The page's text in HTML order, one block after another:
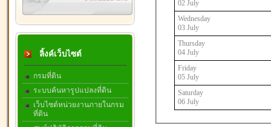
ลิ้งค์เว็บไซต์
กรมที่ดิน
ระบบค้นหารูปแปลงที่ดิน
เว็บไซต์หน่วยงานภายในกรม
ที่ดิน
02 July
Wednesday
03 July
Thursday
04 July
Friday
05 July
Saturday
06 July